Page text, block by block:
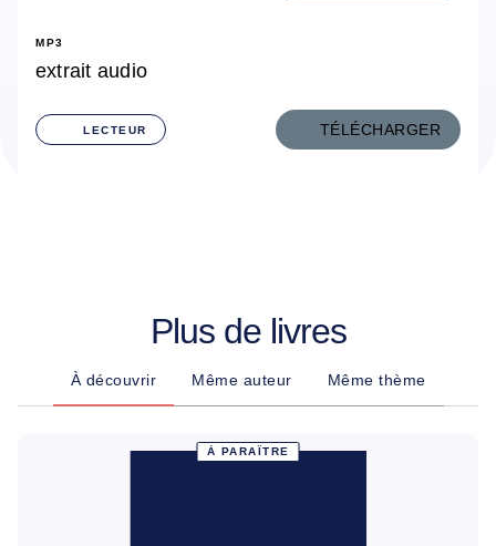
MP3
extrait audio
LECTEUR TÉLÉCHARGER
Plus de livres
À découvrir Même auteur Même thème
À PARAÎTRE